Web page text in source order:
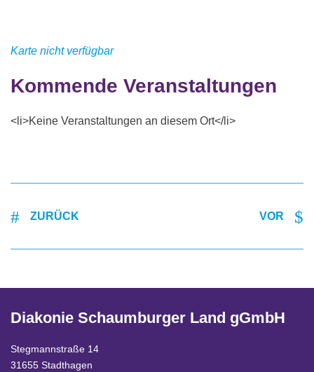
Karte nicht verfügbar
Kommende Veranstaltungen
<li>Keine Veranstaltungen an diesem Ort</li>
ZURÜCK VOR
Diakonie Schaumburger Land gGmbH
Stegmannstraße 14
31655 Stadthagen